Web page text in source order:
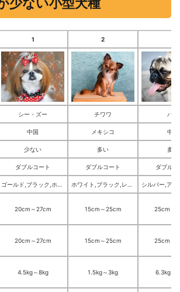
1 2
シー・ズー チワワ パグ
中国 メキシコ 中国
少ない 多い 多い
ダブルコート ダブルコート ダブル
20cm～27cm 15cm～25cm 25cm～
20cm～27cm 15cm～25cm 25cm～
4.5kg～8kg 1.5kg～3kg 6.3kg～